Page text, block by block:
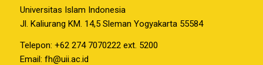
Universitas Islam Indonesia
Jl. Kaliurang KM. 14,5 Sleman Yogyakarta 55584
Telepon: +62 274 7070222 ext. 5200
Email: fh@uii.ac.id